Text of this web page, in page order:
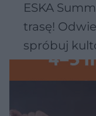
ESKA
trasę!
spróbuj
Wawelu